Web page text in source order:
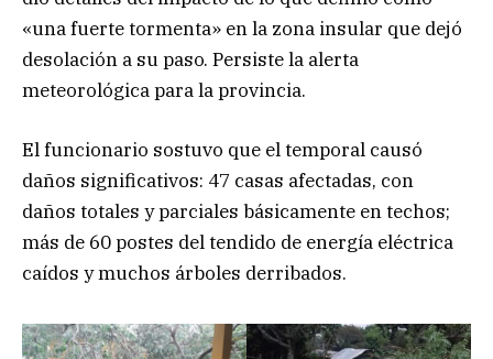
«una fuerte tormenta» en la zona insular que dejó
desolación a su paso. Persiste la alerta
meteorológica para la provincia.
El funcionario sostuvo que el temporal causó
daños significativos: 47 casas afectadas, con
daños totales y parciales básicamente en techos;
más de 60 postes del tendido de energía eléctrica
caídos y muchos árboles derribados.